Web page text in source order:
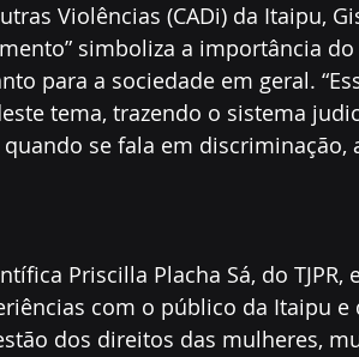
Violências (CADi) da Itaipu,
simboliza a importância
para a sociedade em geral.
tema, trazendo o sistema
se fala em discriminação,
Priscilla Placha Sá, do
com o público da Itaipu
dos direitos das mulheres,